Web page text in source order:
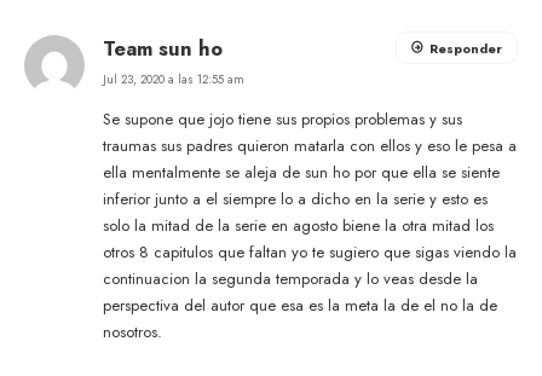
Team sun ho
Jul 23, 2020 a las 12:55 am
Se supone que jojo tiene sus propios problemas y sus
traumas sus padres quieron matarla con ellos y eso le pesa a
ella mentalmente se aleja de sun ho por que ella se siente
inferior junto a el siempre lo a dicho en la serie y esto es
solo la mitad de la serie en agosto biene la otra mitad los
otros 8 capitulos que faltan yo te sugiero que sigas viendo la
continuacion la segunda temporada y lo veas desde la
perspectiva del autor que esa es la meta la de el no la de
nosotros.
Responder